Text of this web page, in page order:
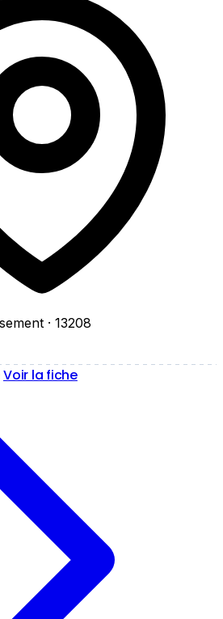
· 13208
Voir la fiche